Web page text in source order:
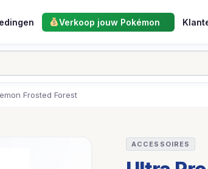
Verkoop jouw Pokémon
Frosted Forest
ACCESSOIRES